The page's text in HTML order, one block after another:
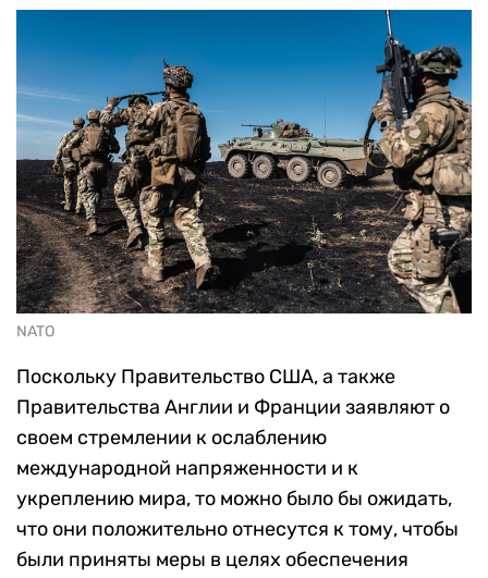
NATO
Поскольку Правительство США, а также
Правительства Англии и Франции заявляют о
своем стремлении к ослаблению
международной напряженности и к
укреплению мира, то можно было бы ожидать,
что они положительно отнесутся к тому, чтобы
были приняты меры в целях обеспечения